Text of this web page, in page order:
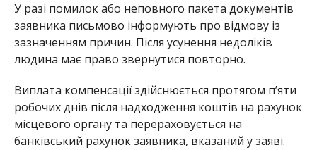
У разі помилок або неповного пакета документів
заявника письмово інформують про відмову із
зазначенням причин. Після усунення недоліків
людина має право звернутися повторно.
Виплата компенсації здійснюється протягом п’яти
робочих днів після надходження коштів на рахунок
місцевого органу та перераховується на
банківський рахунок заявника, вказаний у заяві.